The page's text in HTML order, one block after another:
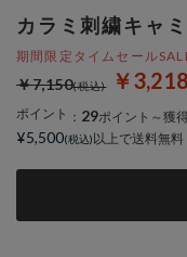
カラミ刺繍キャ
期間限定タイムセール
￥3,218
￥7,150
ポイント ： 29ポイント～獲
¥5,500 以上で送料無料